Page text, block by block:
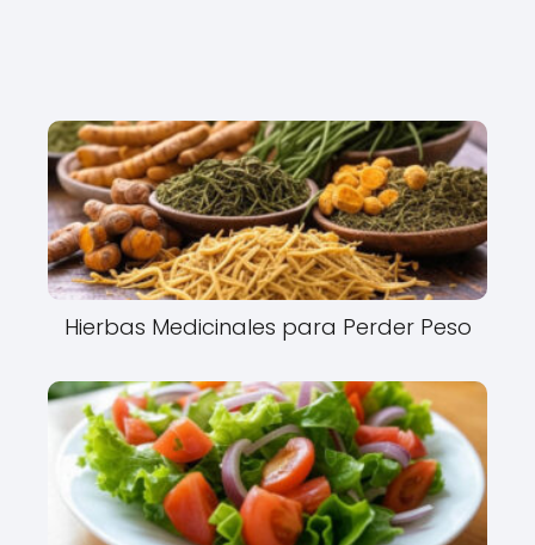
Hierbas Medicinales para Perder Peso